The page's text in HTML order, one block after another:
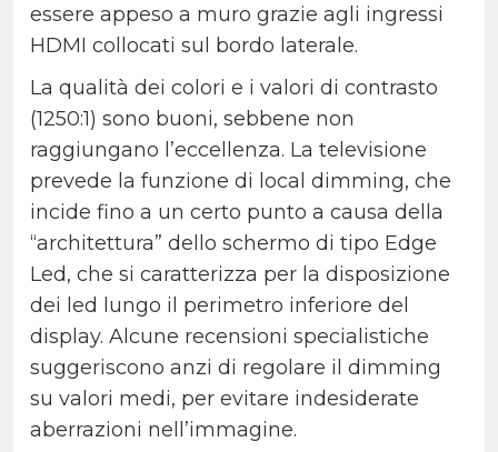
essere appeso a muro grazie agli ingressi
HDMI collocati sul bordo laterale.
La qualità dei colori e i valori di contrasto
(1250:1) sono buoni, sebbene non
raggiungano l’eccellenza. La televisione
prevede la funzione di local dimming, che
incide fino a un certo punto a causa della
“architettura” dello schermo di tipo Edge
Led, che si caratterizza per la disposizione
dei led lungo il perimetro inferiore del
display. Alcune recensioni specialistiche
suggeriscono anzi di regolare il dimming
su valori medi, per evitare indesiderate
aberrazioni nell’immagine.